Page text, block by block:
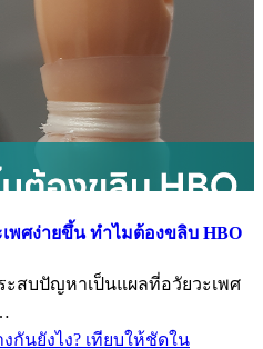
พศง่ายขึ้น ทำไมต้องขลิบ HBO
สบปัญหาเป็นแผลที่อวัยวะเพศ